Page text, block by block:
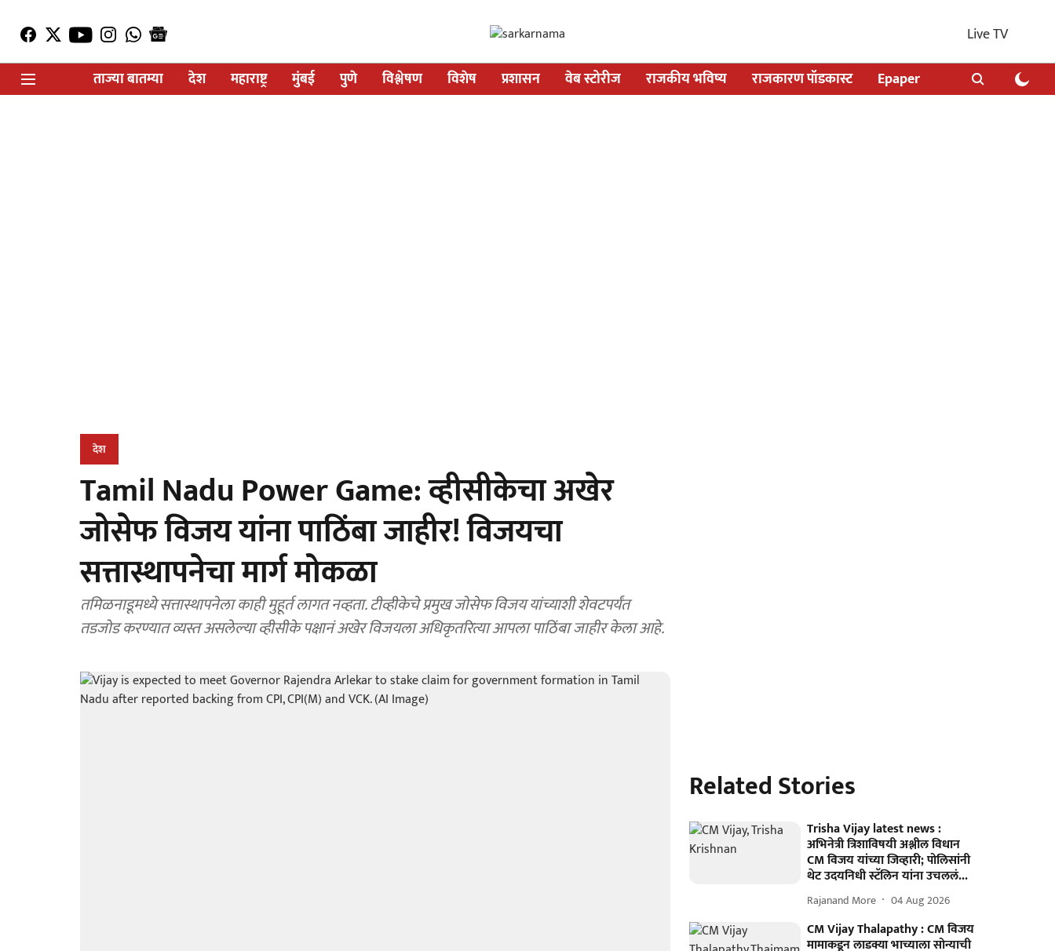
Live TV
ताज्या बातम्या
देश महाराष्ट्र मुंबई पुणे विश्लेषण विशेष प्रशासन वेब स्टोरीज राजकीय भविष्य राजकारण पॉडकास्ट Epaper
देश
Tamil Nadu Power Game: व्हीसीकेचा अखेर
जोसेफ विजय यांना पाठिंबा जाहीर! विजयचा
सत्तास्थापनेचा मार्ग मोकळा
तमिळनाडूमध्ये सत्तास्थापनेला काही मुहूर्त लागत नव्हता. टीव्हीकेचे प्रमुख जोसेफ विजय यांच्याशी शेवटपर्यंत
तडजोड करण्यात व्यस्त असलेल्या व्हीसीके पक्षानं अखेर विजयला अधिकृतरित्या आपला पाठिंबा जाहीर केला आहे.
Related Stories
Trisha Vijay latest news :
अभिनेत्री त्रिशाविषयी अश्लील विधान
CM विजय यांच्या जिव्हारी; पोलिसांनी
थेट उदयनिधी स्टॅलिन यांना उचललं...
Rajanand More 04 Aug 2026
CM Vijay Thalapathy : CM विजय
मामाकडून लाडक्या भाच्याला सोन्याची